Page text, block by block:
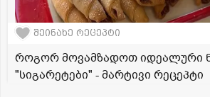
შეინახე რეცეპტი
როგორ მოვამზადოთ იდეალური
"სიგარეტები" - მარტივი რეცეპტი